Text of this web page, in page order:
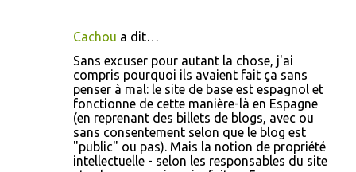
Cachou a dit…
Sans excuser pour autant la chose, j'ai
compris pourquoi ils avaient fait ça sans
penser à mal: le site de base est espagnol et
fonctionne de cette manière-là en Espagne
(en reprenant des billets de blogs, avec ou
sans consentement selon que le blog est
"public" ou pas). Mais la notion de propriété
intellectuelle - selon les responsables du site